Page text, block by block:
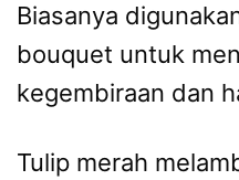
Biasanya
bouquet untuk
kegembiraan dan
Tulip merah